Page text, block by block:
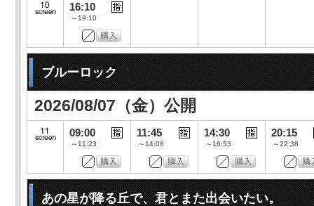
16:10
～19:10
ブルーロック
2026/08/07（金）公開
09:00
～11:23
11:45
～14:08
14:30
～16:53
20:15
～22:38
あの星が降る丘で、君とまた出会いたい。